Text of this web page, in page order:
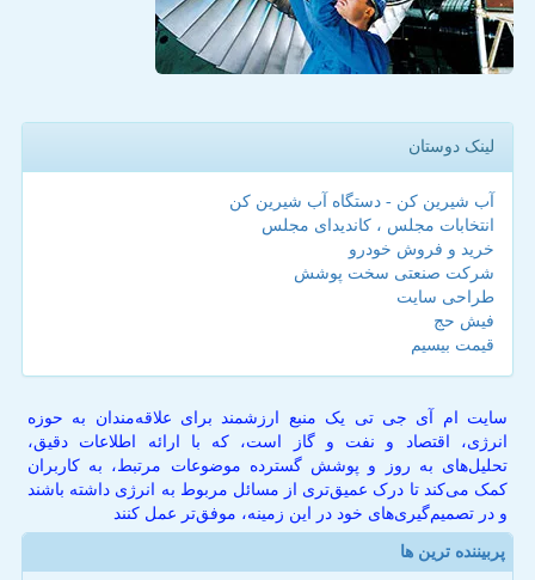
لینک دوستان
آب شیرین کن - دستگاه آب شیرین کن
انتخابات مجلس ، کاندیدای مجلس
خرید و فروش خودرو
شرکت صنعتی سخت پوشش
طراحی سایت
فیش حج
قیمت بیسیم
سایت ام آی جی تی یک منبع ارزشمند برای علاقه‌مندان به حوزه
انرژی، اقتصاد و نفت و گاز است، که با ارائه اطلاعات دقیق،
تحلیل‌های به روز و پوشش گسترده موضوعات مرتبط، به کاربران
کمک می‌کند تا درک عمیق‌تری از مسائل مربوط به انرژی داشته باشند
و در تصمیم‌گیری‌های خود در این زمینه، موفق‌تر عمل کنند
پربیننده ترین ها